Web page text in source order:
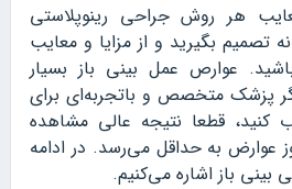
هر روش جراحی رینوپلاستی
تصمیم بگیرید و از مزایا و معایب
عوارص عمل بینی باز بسیار
پزشک متخصص و باتجربه‌ای برای
کنید، قطعا نتیجه عالی مشاهده
عوارض به حداقل می‌رسد. در ادامه
باز اشاره می‌کنیم.